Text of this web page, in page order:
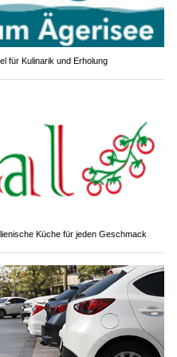
für Kulinarik und Erholung
Küche für jeden Geschmack